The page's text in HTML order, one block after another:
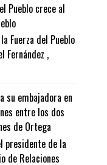
Pueblo crece al
Fuerza del Pueblo
Fernández ,
su embajadora en
entre los dos
de Ortega
presidente de la
de Relaciones